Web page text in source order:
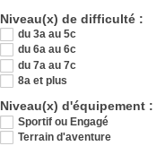
Niveau(x) de difficulté :
du 3a au 5c
du 6a au 6c
du 7a au 7c
8a et plus
Niveau(x) d'équipement :
Sportif ou Engagé
Terrain d'aventure